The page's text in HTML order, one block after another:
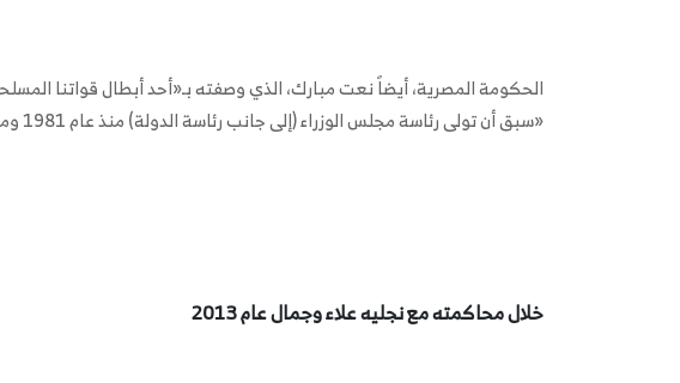
«سبق أن تولى رئاسة مجلس الوزراء (إلى جانب رئاسة الدولة) منذ عام 1981 ومطلع عام 1982».
خلال محاكمته مع نجليه علاء وجمال عام 2013